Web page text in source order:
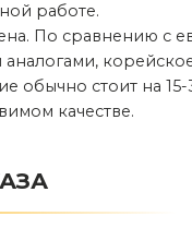
работе.
По сравнению с
обычно стоит на
качестве.